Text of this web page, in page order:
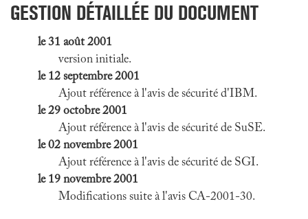
GESTION DÉTAILLÉE DU DOCUMENT
le 31 août 2001
version initiale.
le 12 septembre 2001
Ajout référence à l'avis de sécurité d'IBM.
le 29 octobre 2001
Ajout référence à l'avis de sécurité de SuSE.
le 02 novembre 2001
Ajout référence à l'avis de sécurité de SGI.
le 19 novembre 2001
Modifications suite à l'avis CA-2001-30.